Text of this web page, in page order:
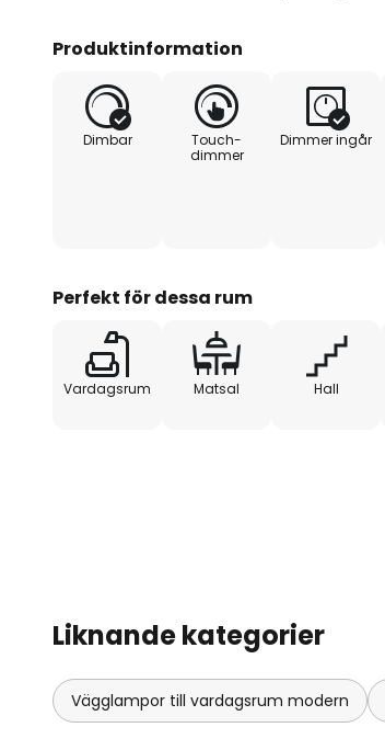
Produktinformation
Dimbar
Touch-
dimmer
Dimmer ingår
Perfekt för dessa rum
Vardagsrum Matsal Hall
Liknande kategorier
Vägglampor till vardagsrum modern